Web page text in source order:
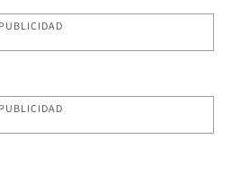
PUBLICIDAD
PUBLICIDAD